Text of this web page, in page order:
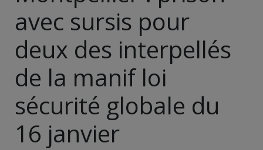
avec sursis pour
deux des interpellés
de la manif loi
sécurité globale du
16 janvier